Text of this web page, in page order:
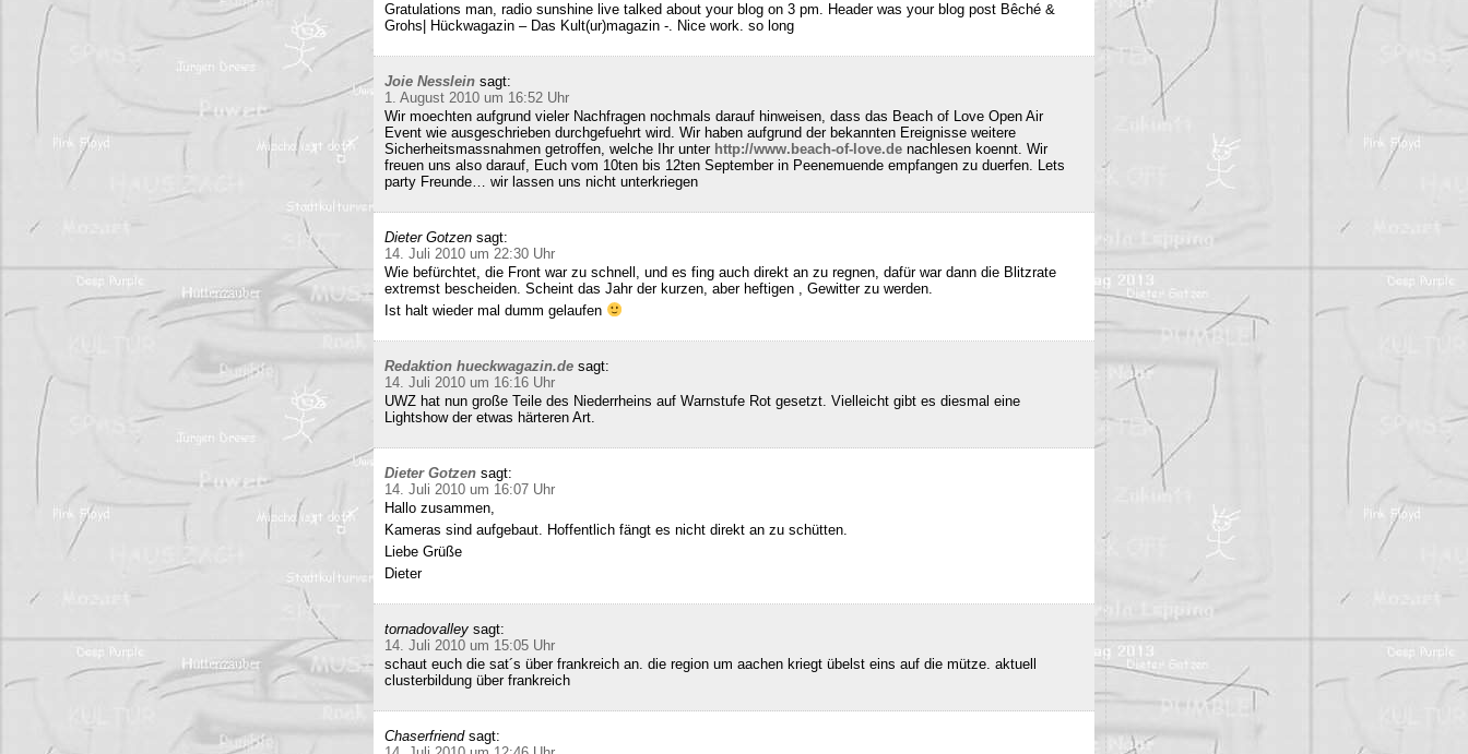
Gratulations man, radio sunshine live talked about your blog on 3 pm. Header was your blog post Bêché &
Grohs| Hückwagazin – Das Kult(ur)magazin -. Nice work. so long
Joie Nesslein sagt:
1. August 2010 um 16:52 Uhr
Wir moechten aufgrund vieler Nachfragen nochmals darauf hinweisen, dass das Beach of Love Open Air
Event wie ausgeschrieben durchgefuehrt wird. Wir haben aufgrund der bekannten Ereignisse weitere
Sicherheitsmassnahmen getroffen, welche Ihr unter http://www.beach-of-love.de nachlesen koennt. Wir
freuen uns also darauf, Euch vom 10ten bis 12ten September in Peenemuende empfangen zu duerfen. Lets
party Freunde… wir lassen uns nicht unterkriegen
Dieter Gotzen sagt:
14. Juli 2010 um 22:30 Uhr
Wie befürchtet, die Front war zu schnell, und es fing auch direkt an zu regnen, dafür war dann die Blitzrate
extremst bescheiden. Scheint das Jahr der kurzen, aber heftigen , Gewitter zu werden.
Ist halt wieder mal dumm gelaufen
Redaktion hueckwagazin.de sagt:
14. Juli 2010 um 16:16 Uhr
UWZ hat nun große Teile des Niederrheins auf Warnstufe Rot gesetzt. Vielleicht gibt es diesmal eine
Lightshow der etwas härteren Art.
Dieter Gotzen sagt:
14. Juli 2010 um 16:07 Uhr
Hallo zusammen,
Kameras sind aufgebaut. Hoffentlich fängt es nicht direkt an zu schütten.
Liebe Grüße
Dieter
tornadovalley sagt:
14. Juli 2010 um 15:05 Uhr
schaut euch die sat´s über frankreich an. die region um aachen kriegt übelst eins auf die mütze. aktuell
clusterbildung über frankreich
Chaserfriend sagt: